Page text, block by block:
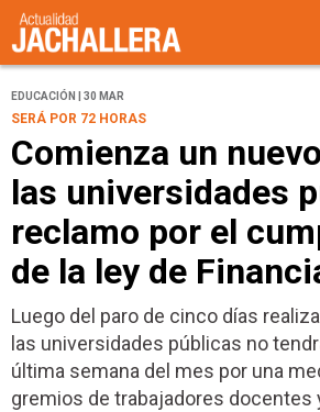
EDUCACIÓN | 30 MAR
SERÁ POR 72 HORAS
Comienza un
las universidades
reclamo por el
de la ley de
Luego del paro de cinco días
las universidades públicas no
última semana del mes por una
gremios de trabajadores docentes